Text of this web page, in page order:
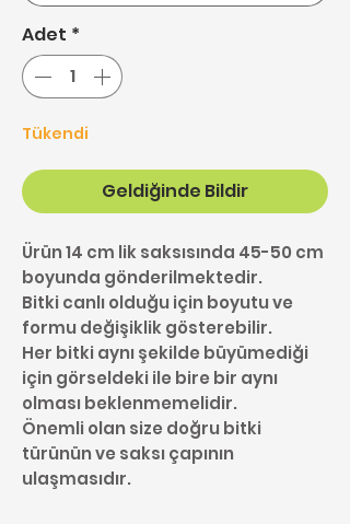
Adet *
Tükendi
Geldiğinde Bildir
Ürün 14 cm lik saksısında 45-50 cm
boyunda gönderilmektedir.
Bitki canlı olduğu için boyutu ve
formu değişiklik gösterebilir.
Her bitki aynı şekilde büyümediği
için görseldeki ile bire bir aynı
olması beklenmemelidir.
Önemli olan size doğru bitki
türünün ve saksı çapının
ulaşmasıdır.